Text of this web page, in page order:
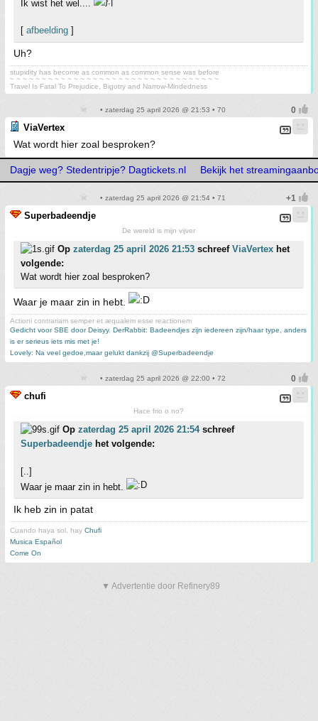
Ik wist het wel....
[ afbeelding ]
Uh?
stupidity has become as common as common sense was before
~ ~ ~ ~ ~ ~ ~ ~ ~ ~ ~ ~ ~ ~ ~ ~ ~ ~ ~ ~ ~ ~ ~ ~ ~ ~ ~ ~ ~ ~ ~ ~ ~
Travel Is Fatal To Prejudice, Bigotry and Narrow-Mindedness
• zaterdag 25 april 2026 @ 21:53 • 70
ViaVertex
Wat wordt hier zoal besproken?
Dagje weg? Stedentripje? Dagtickets.nl Bekijk het
• zaterdag 25 april 2026 @ 21:54 • 71
Superbadeendje
De wereld is mijn vijver
Op zaterdag 25 april 2026 21:53 schreef ViaVertex het
volgende:
Wat wordt hier zoal besproken?
Waar je maar zin in hebt.
Actioni contrariam semper et æqualem esse reactionem
Gedicht voor SBE door Deisyy, DerRabbit: Badeendjes zijn iedereen zijn/haar type, anders
is er serieus iets mis met je!
Lovely: Na veel gedoe,maar gelukt dankzij @Superbadeendje
• zaterdag 25 april 2026 @ 22:00 • 72
chufi
Hace frio o no?
Op zaterdag 25 april 2026 21:54schreef
Superbadeendje het volgende:
[..]
Waar je maar zin in hebt.
Ik heb zin in patat
Cuando haya sol, hay Chufi
Musica Español
Come On
▼ Advertentie door Refinery89